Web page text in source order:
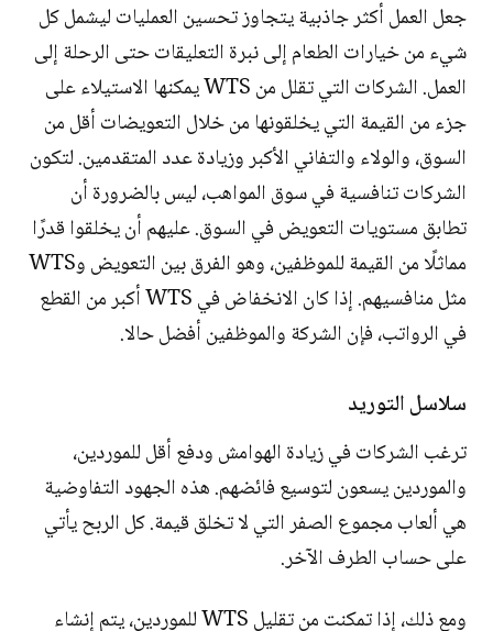
جعل العمل أكثر جاذبية يتجاوز تحسين العمليات ليشمل كل
شيء من خيارات الطعام إلى نبرة التعليقات حتى الرحلة إلى
العمل. الشركات التي تقلل من WTS يمكنها الاستيلاء على
جزء من القيمة التي يخلقونها من خلال التعويضات أقل من
السوق، والولاء والتفاني الأكبر وزيادة عدد المتقدمين. لتكون
الشركات تنافسية في سوق المواهب، ليس بالضرورة أن
تطابق مستويات التعويض في السوق. عليهم أن يخلقوا قدرًا
مماثلًا من القيمة للموظفين، وهو الفرق بين التعويض وWTS
مثل منافسيهم. إذا كان الانخفاض في WTS أكبر من القطع
في الرواتب، فإن الشركة والموظفين أفضل حالا.
سلاسل التوريد
ترغب الشركات في زيادة الهوامش ودفع أقل للموردين،
والموردين يسعون لتوسيع فائضهم. هذه الجهود التفاوضية
هي ألعاب مجموع الصفر التي لا تخلق قيمة. كل الربح يأتي
على حساب الطرف الآخر.
ومع ذلك، إذا تمكنت من تقليل WTS للموردين، يتم إنشاء